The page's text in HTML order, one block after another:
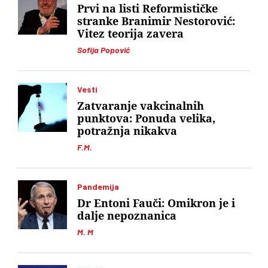
Sofija Popović
Prvi na listi Reformističke
stranke Branimir Nestorović:
Vitez teorija zavera
Vesti
F.M.
Zatvaranje vakcinalnih
punktova: Ponuda velika,
potražnja nikakva
Pandemija
M. M
Dr Entoni Fauči: Omikron je i
dalje nepoznanica